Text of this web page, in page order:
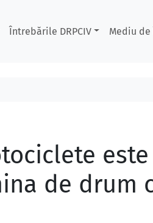
Întrebările DRPCIV Mediu
este
de drum